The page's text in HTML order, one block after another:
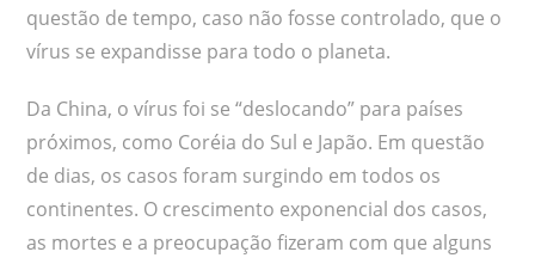
questão de tempo, caso não fosse controlado, que o
vírus se expandisse para todo o planeta.
Da China, o vírus foi se “deslocando” para países
próximos, como Coréia do Sul e Japão. Em questão
de dias, os casos foram surgindo em todos os
continentes. O crescimento exponencial dos casos,
as mortes e a preocupação fizeram com que alguns